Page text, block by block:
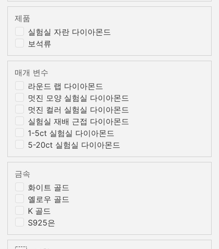
실험실 자란 다이아몬드
보석류
제품
라운드 랩 다이아몬드
멋진 모양 실험실 다이아몬드
멋진 컬러 실험실 다이아몬드
실험실 재배 근접 다이아몬드
1-5ct 실험실 다이아몬드
5-20ct 실험실 다이아몬드
매개 변수
화이트 골드
옐로우 골드
K 골드
S925은
금속